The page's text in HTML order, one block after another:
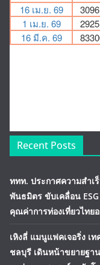
Recent Posts
ททท. ประกาศความสำเ
พันธมิตร ขับเคลื่อน
คุณค่าการท่องเที่ยวไทย
เหิงลี่ แมนูแฟคเจอริ่ง เ
ชลบุรี เดินหน้าขยายฐา